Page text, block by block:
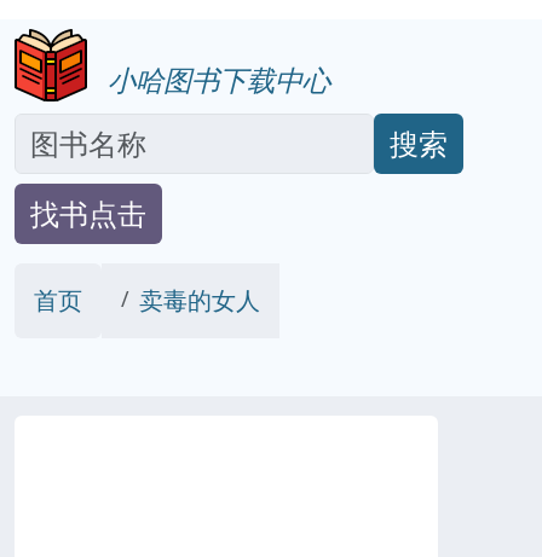
小哈图书下载中心
搜索
找书点击
首页 卖毒的女人